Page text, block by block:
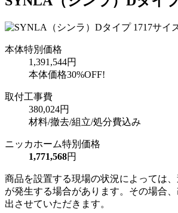
本体特別価格
1,391,544円
本体価格30%OFF!
取付工事費
380,024円
材料/撤去/組立/処分費込み
ニッカホーム特別価格
1,771,568円
商品を設置する現場の状況によっては
が発生する場合があります。その場合
出させていただきます。